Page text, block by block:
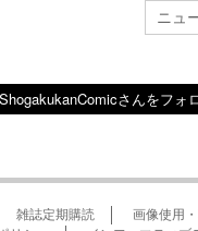
ニュ
雑誌定期購読
画像使用